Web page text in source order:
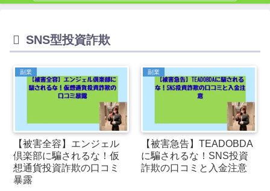
SNS型投資詐欺
副業
【被害全容】エンジェル
倶楽部に騙されるな！仮
想通貨投資詐欺の口コミ
暴露
副業
【被害急告】TEADOBDA
に騙されるな！SNS投資
詐欺の口コミと入金注意